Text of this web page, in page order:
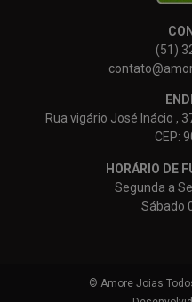
(51)
Rua vigário José Inácio ,
CEP:
HORÁRIO DE
Segunda a
Sábado
© Amore Joias